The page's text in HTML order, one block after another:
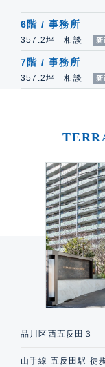
6階 / 事務所
357.2坪 相談 新
7階 / 事務所
357.2坪 相談 新
品川区西五反田３
山手線 五反田駅 徒